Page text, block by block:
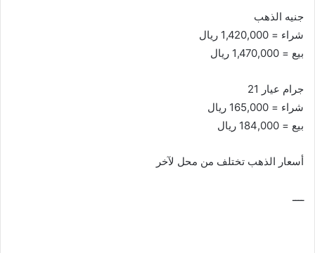
جنيه الذهب
شراء = 1,420,000 ريال
بيع = 1,470,000 ريال
جرام عيار 21
شراء = 165,000 ريال
بيع = 184,000 ريال
أسعار الذهب تختلف من محل لآخر
ــــ